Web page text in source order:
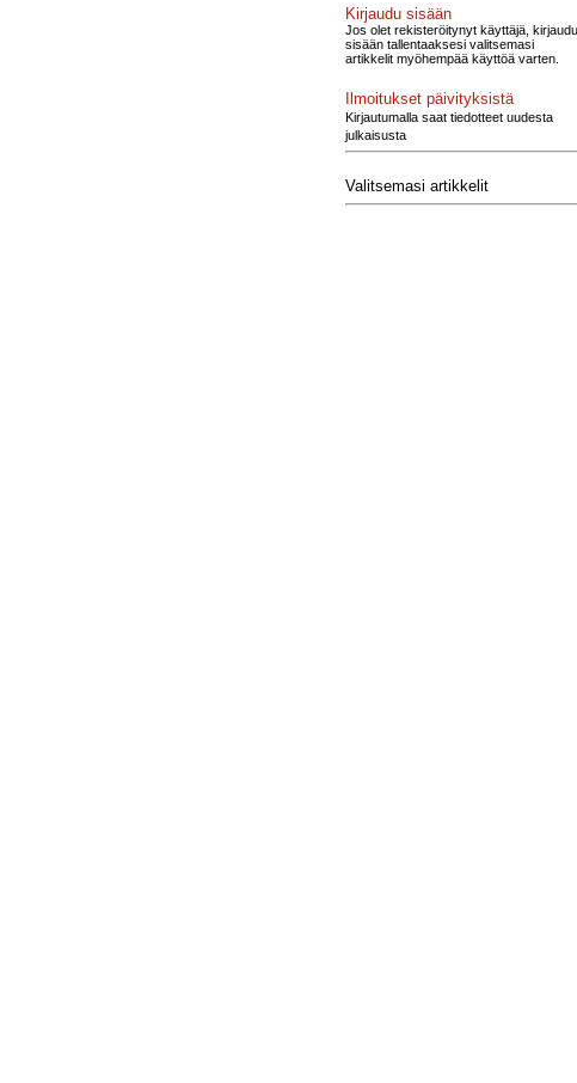
Kirjaudu sisään
Jos olet rekisteröitynyt käyttäjä, kirjaudu
sisään tallentaaksesi valitsemasi
artikkelit myöhempää käyttöä varten.
Ilmoitukset päivityksistä
Kirjautumalla saat tiedotteet uudesta
julkaisusta
Valitsemasi artikkelit